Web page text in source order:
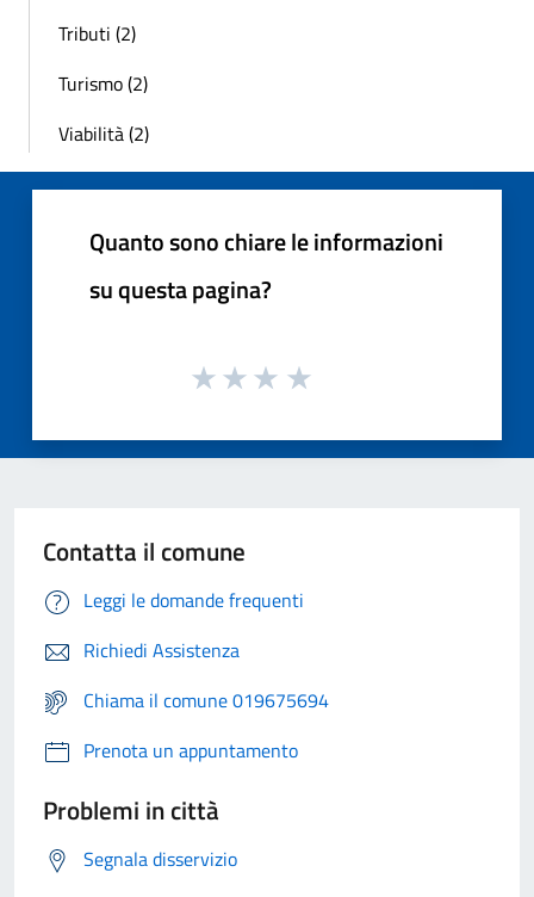
Tributi (2)
Turismo (2)
Viabilità (2)
Quanto sono chiare le informazioni
su questa pagina?
Contatta il comune
Leggi le domande frequenti
Richiedi Assistenza
Chiama il comune 019675694
Prenota un appuntamento
Problemi in città
Segnala disservizio